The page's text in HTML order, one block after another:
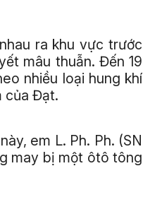
ra khu vực trước
mâu thuẫn. Đến 19
nhiều loại hung khí
của Đạt.
em L. Ph. Ph. (SN
may bị một ôtô tông